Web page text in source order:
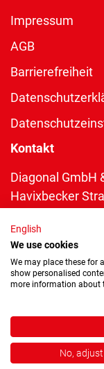
Impressum
AGB
Barrierefreiheit
Kontakt
Diagonal GmbH
Havixbecker
Telefon:+49
Telefax: +49
English
We use cookies
We may place these for
show personalised
more information about
No, adjust